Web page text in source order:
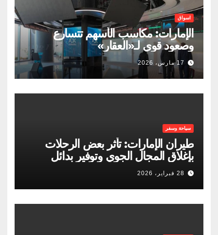
اسواق
الإمارات: مكاسب الأسهم تتسارع
وصعود قوي لـ«العقار»
17 مارس، 2026
سياحة وسفر
طيران الإمارات: تأثر بعض الرحلات
بإغلاق المجال الجوي وتوفير بدائل
للمسافرين
28 فبراير، 2026